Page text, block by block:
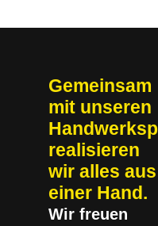
Gemeinsam
mit un­se­ren
re­a­li­sie­ren
wir alles aus
einer Hand.
Wir freu­en